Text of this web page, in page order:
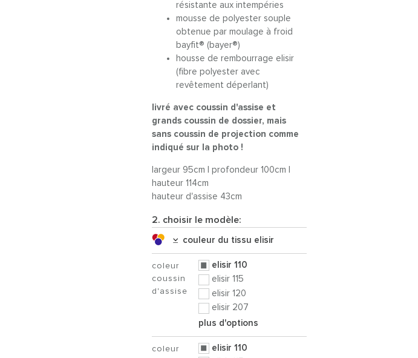
résistante aux intempéries
mousse de polyester souple
obtenue par moulage à froid
bayfit® (bayer®)
housse de rembourrage elisir
(fibre polyester avec
revêtement déperlant)
livré avec coussin d'assise et
grands coussin de dossier, mais
sans coussin de projection comme
indiqué sur la photo !
largeur 95cm | profondeur 100cm |
hauteur 114cm
hauteur d'assise 43cm
2. choisir le modèle:
couleur du tissu elisir
coleur
coussin
d'assise
elisir 110
elisir 115
elisir 120
elisir 207
plus d'options
coleur
elisir 110